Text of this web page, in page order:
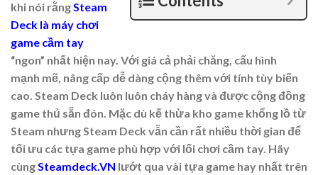
khi nói rằngSteam
Deck là máy chơi
game cầm tay
“ngon” nhất hiện nay. Với giá cả phải chăng, cấu hình
mạnh mẽ, nâng cấp dễ dàng cộng thêm với tính tùy biến
cao. Steam Deck luôn luôn cháy hàng và được cộng đồng
game thủ sẵn đón. Mặc dù kế thừa kho game khổng lồ từ
Steam nhưng Steam Deck vẫn cần rất nhiều thời gian để
tối ưu các tựa game phù hợp với lối chơi cầm tay. Hãy
cùngSteamdeck.VN lướt qua vài tựa game hay nhất trên